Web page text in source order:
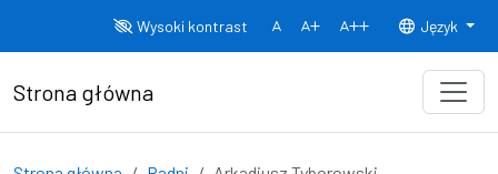
Wysoki kontrast
Normalny rozmiar czcionki
Rozmiar czcionki 150% Rozmiar
Język
Strona główna